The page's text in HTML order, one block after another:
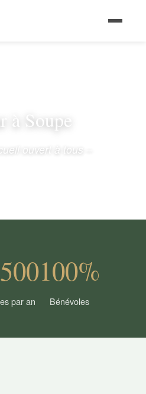
à Soupe
ouvert à tous –
par an
100%
Bénévoles